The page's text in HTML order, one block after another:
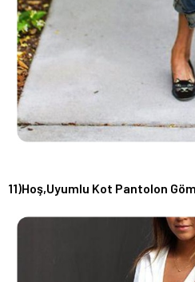
11)Hoş,Uyumlu Kot Pantolon